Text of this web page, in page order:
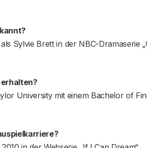
Sylvie Brett in der NBC-Dramaserie
University mit einem Bachelor of